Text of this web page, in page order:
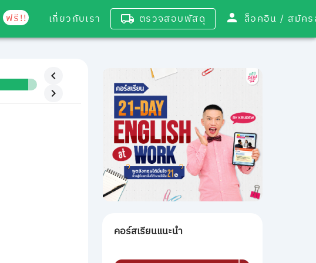
ฟรี!! เกี่ยวกับเรา ตรวจสอบพัสดุ ล็อคอิน /
คอร์สเรียนแนะนำ